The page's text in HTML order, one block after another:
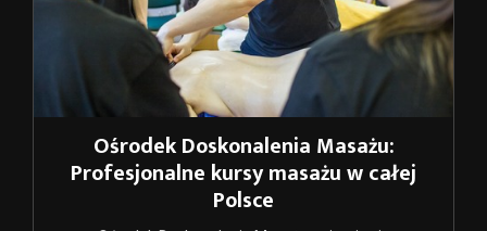
Ośrodek Doskonalenia Masażu:
Profesjonalne kursy masażu w całej
Polsce